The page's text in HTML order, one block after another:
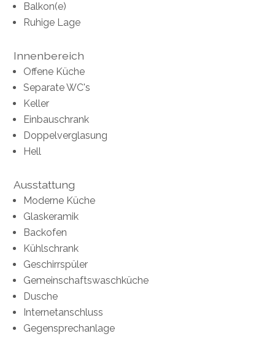
Balkon(e)
Ruhige Lage
Innenbereich
Offene Küche
Separate WC's
Keller
Einbauschrank
Doppelverglasung
Hell
Ausstattung
Moderne Küche
Glaskeramik
Backofen
Kühlschrank
Geschirrspüler
Gemeinschaftswaschküche
Dusche
Internetanschluss
Gegensprechanlage